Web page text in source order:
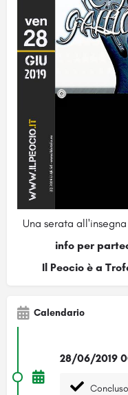
Una serata
info per
Il Peocio è a
Calendario
28/06/2019
Concluso